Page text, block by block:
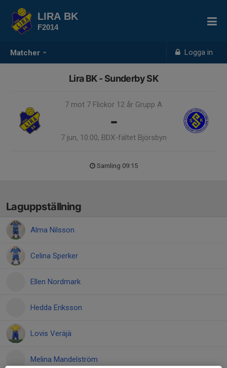
Matcher Logga in
LIRA BK
F2014
Lira BK - Sunderby SK
7 mot 7 Flickor 12 år Grupp A
-
7 jun, 10:00, BDX-fältet Björsbyn
Samling 09:15
Laguppställning
Alma Nilsson
Celina Sperker
Ellen Nordmark
Hedda Eriksson
Lovis Veräjä
Melina Mandelström